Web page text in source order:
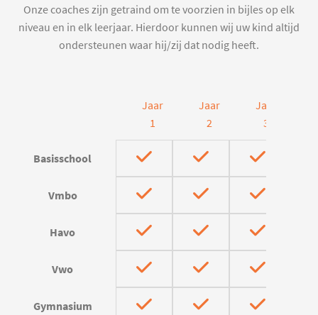
Onze coaches zijn getraind om te voorzien in bijles op elk
niveau en in elk leerjaar. Hierdoor kunnen wij uw kind altijd
ondersteunen waar hij/zij dat nodig heeft.
Jaar
1
Jaar
2
Jaar
3
Basisschool
Vmbo
Havo
Vwo
Gymnasium